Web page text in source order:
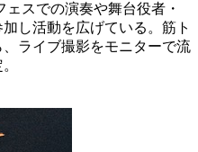
スでの演奏や舞台役者・
し活動を広げている。筋ト
ライブ撮影をモニターで流